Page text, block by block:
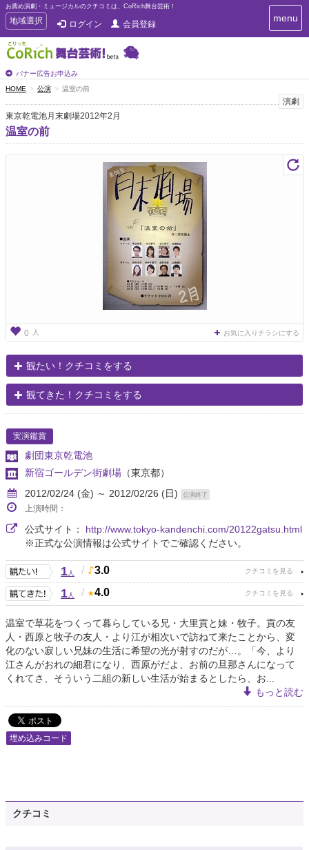
お薦め演劇・ミュージカルのクチコミは、CoRich舞台芸術！
T
o
g
g
e
n
a
v
i
g
地域選択 ログイン 会員登録
バナー広告お申込み
T
o
i
g
menu
HOME 公演 温室の前
演劇
東京乾電池月末劇場2012年2月
温室の前
0 人 お気に入りチラシにする
観たい！クチコミをする
観てきた！クチコミをする
実演鑑賞
劇団東京乾電池
新宿ゴールデン街劇場 （東京都）
2012/02/24 (金) ～ 2012/02/26 (日)
公演終了
上演時間：
公式サイト： http://www.tokyo-kandenchi.com/20122gatsu.html
※正式な公演情報は公式サイトでご確認ください。
1人 / 3.0
1人 / 4.0
温室で草花をつくって暮らしている兄・大里貢と妹・牧子。貢の友
人・西原と牧子の友人・より江が相次いで訪ねて来たことから、変
化のない寂しい兄妹の生活に希望の光が射すのだが…。「今、より
江さんがおれの細君になり、西原がだよ、お前の旦那さんになって
くれてさ、そういう二組の新しい生活が始まるとしたら、お...
もっと読む
埋め込みコード
クチコミ